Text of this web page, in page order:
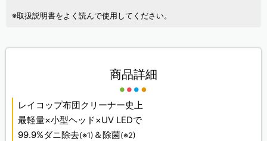
※取扱説明書をよく読んで使用してください。
商品詳細
レイコップ布団クリーナー史上
最軽量×小型ヘッド×UV LEDで
99.9%ダニ除去(※1) ＆除菌(※2)